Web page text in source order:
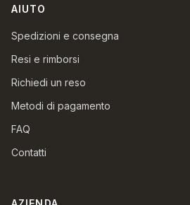
AIUTO
Spedizioni e consegna
Resi e rimborsi
Richiedi un reso
Metodi di pagamento
FAQ
Contatti